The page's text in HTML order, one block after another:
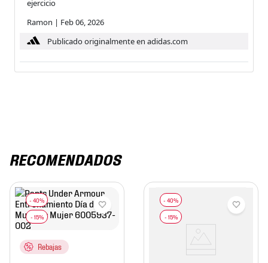
ejercicio
Ramon | Feb 06, 2026
Publicado originalmente en adidas.com
RECOMENDADOS
Rebajas